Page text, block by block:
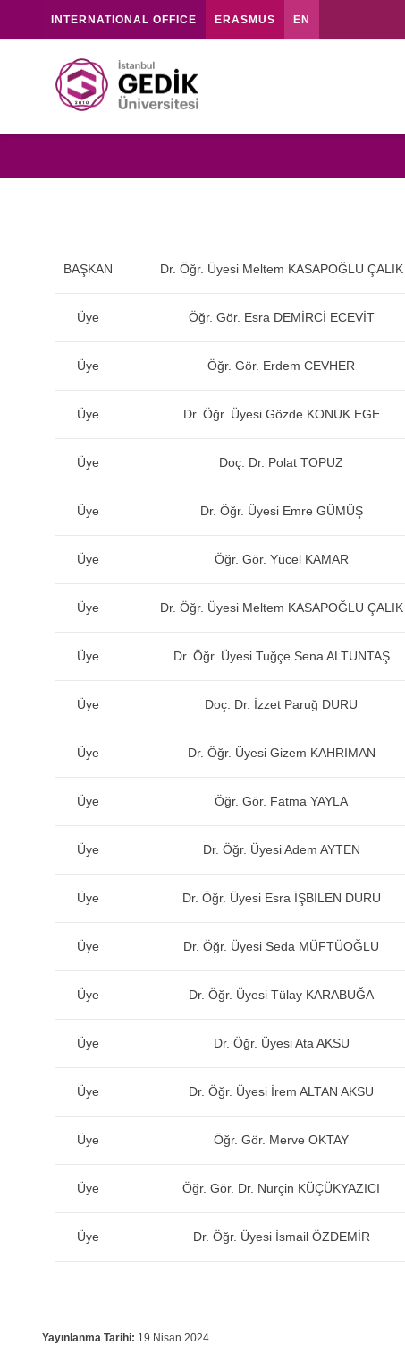
INTERNATIONAL OFFICE ERASMUS EN
BAŞKAN Dr. Öğr. Üyesi Meltem KASAPOĞLU ÇALIK
Üye Öğr. Gör. Esra DEMİRCİ ECEVİT
Üye Öğr. Gör. Erdem CEVHER
Üye Dr. Öğr. Üyesi Gözde KONUK EGE
Üye Doç. Dr. Polat TOPUZ
Üye Dr. Öğr. Üyesi Emre GÜMÜŞ
Üye Öğr. Gör. Yücel KAMAR
Üye Dr. Öğr. Üyesi Meltem KASAPOĞLU ÇALIK
Üye Dr. Öğr. Üyesi Tuğçe Sena ALTUNTAŞ
Üye Doç. Dr. İzzet Paruğ DURU
Üye Dr. Öğr. Üyesi Gizem KAHRIMAN
Üye Öğr. Gör. Fatma YAYLA
Üye Dr. Öğr. Üyesi Adem AYTEN
Üye Dr. Öğr. Üyesi Esra İŞBİLEN DURU
Üye Dr. Öğr. Üyesi Seda MÜFTÜOĞLU
Üye Dr. Öğr. Üyesi Tülay KARABUĞA
Üye Dr. Öğr. Üyesi Ata AKSU
Üye Dr. Öğr. Üyesi İrem ALTAN AKSU
Üye Öğr. Gör. Merve OKTAY
Üye Öğr. Gör. Dr. Nurçin KÜÇÜKYAZICI
Üye Dr. Öğr. Üyesi İsmail ÖZDEMİR
Yayınlanma Tarihi: 19 Nisan 2024